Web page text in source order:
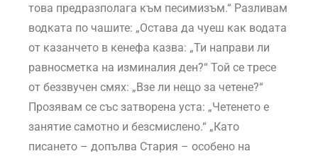
това предразполага към песимизъм.“ Разливам
водката по чашите: „Остава да чуеш как водата
от казанчето в кенефа казва: „Ти направи ли
равносметка на изминалия ден?“ Той се тресе
от беззвучен смях: „Взе ли нещо за четене?“
Прозявам се със затворена уста: „Четенето е
занятие самотно и безсмислено.“ „Като
писането – допълва Стария – особено на